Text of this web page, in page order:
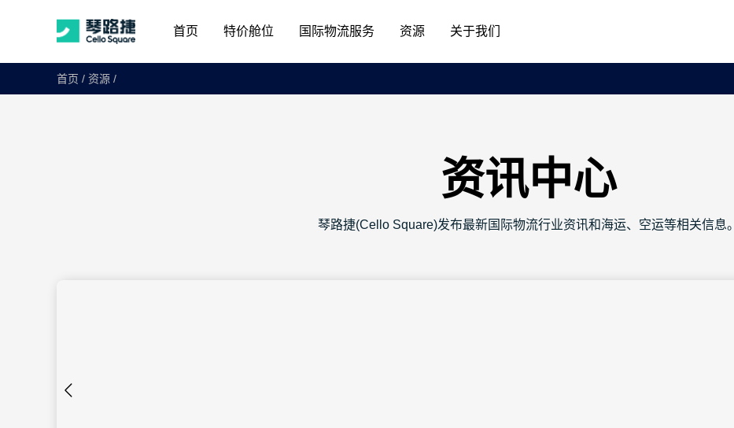
首页 特价舱位 国际物流服务 资源 关于我们
首页 / 资源 /
资讯中心
琴路捷(Cello Square)发布最新国际物流行业资讯和海运、空运等相关信息。